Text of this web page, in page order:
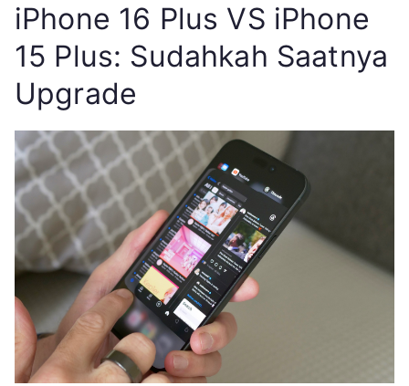
iPhone 16 Plus VS iPhone
15 Plus: Sudahkah Saatnya
Upgrade